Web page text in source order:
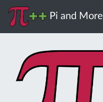
Pi and More